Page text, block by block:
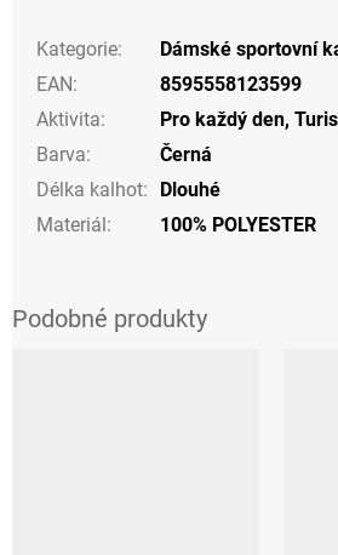
Kategorie:
Dámské sportovní
EAN:
8595558123599
Aktivita: Pro každý den,
Barva:
Černá
Délka kalhot:
Dlouhé
Materiál: 100% POLYESTER